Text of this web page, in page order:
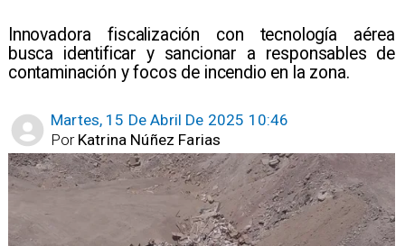
​Innovadora fiscalización con tecnología aérea
busca identificar y sancionar a responsables de
contaminación y focos de incendio en la zona.
Martes, 15 De Abril De 2025 10:46
Katrina Núñez Farias
Por